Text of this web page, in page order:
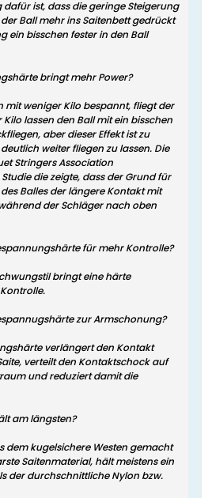
ist, dass die geringe Steigerung
Ball mehr ins Saitenbett gedrückt
ein bisschen fester in den Ball
bringt mehr Power?
mit weniger Kilo bespannt, fliegt der
Kilo lassen den Ball mit ein bisschen
aber dieser Effekt ist zu
weiter fliegen zu lassen. Die
Stringers Association
die zeigte, dass der Grund für
Balles der längere Kontakt mit
der Schläger nach oben
für mehr Kontrolle?
bringt eine härte
zur Armschonung?
verlängert den Kontakt
verteilt den Kontaktschock auf
und reduziert damit die
am längsten?
dem kugelsichere Westen gemacht
Saitenmaterial, hält meistens ein
der durchschnittliche Nylon bzw.